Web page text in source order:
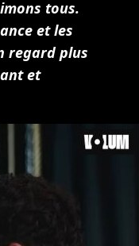
tous.
et les
regard plus
et